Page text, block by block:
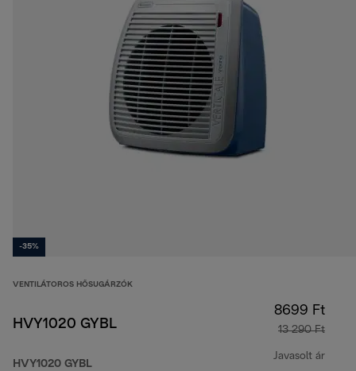
-35%
VENTILÁTOROS HŐSUGÁRZÓK
HVY1020 GYBL
HVY1020 GYBL
8699 Ft
13 290 Ft
Javasolt ár